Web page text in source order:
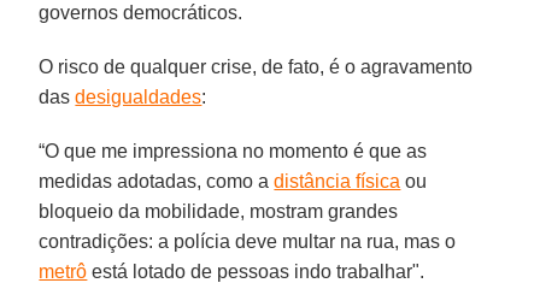
governos democráticos.
O risco de qualquer crise, de fato, é o agravamento
dasdesigualdades:
“O que me impressiona no momento é que as
medidas adotadas, como adistância física ou
bloqueio da mobilidade, mostram grandes
contradições: a polícia deve multar na rua, mas o
metrô está lotado de pessoas indo trabalhar".